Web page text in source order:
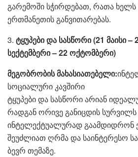
გარემოში სჭირდებათ, რათა ხელს
ერთმანეთის განვითარებას.
3. ტყუპები და სასწორი (21 მაისი –
სექტემბერი – 22 ოქტომბერი)
მეგობრობის მახასიათებელი:
სოციალური კავშირი
ტყუპები და სასწორი არიან
რადგან ორივე განიცდის
ინტელექტუალურად გაამდიდრონ
შეუძლიათ ღრმა და საინტერესო
ბევრ თემაზე.